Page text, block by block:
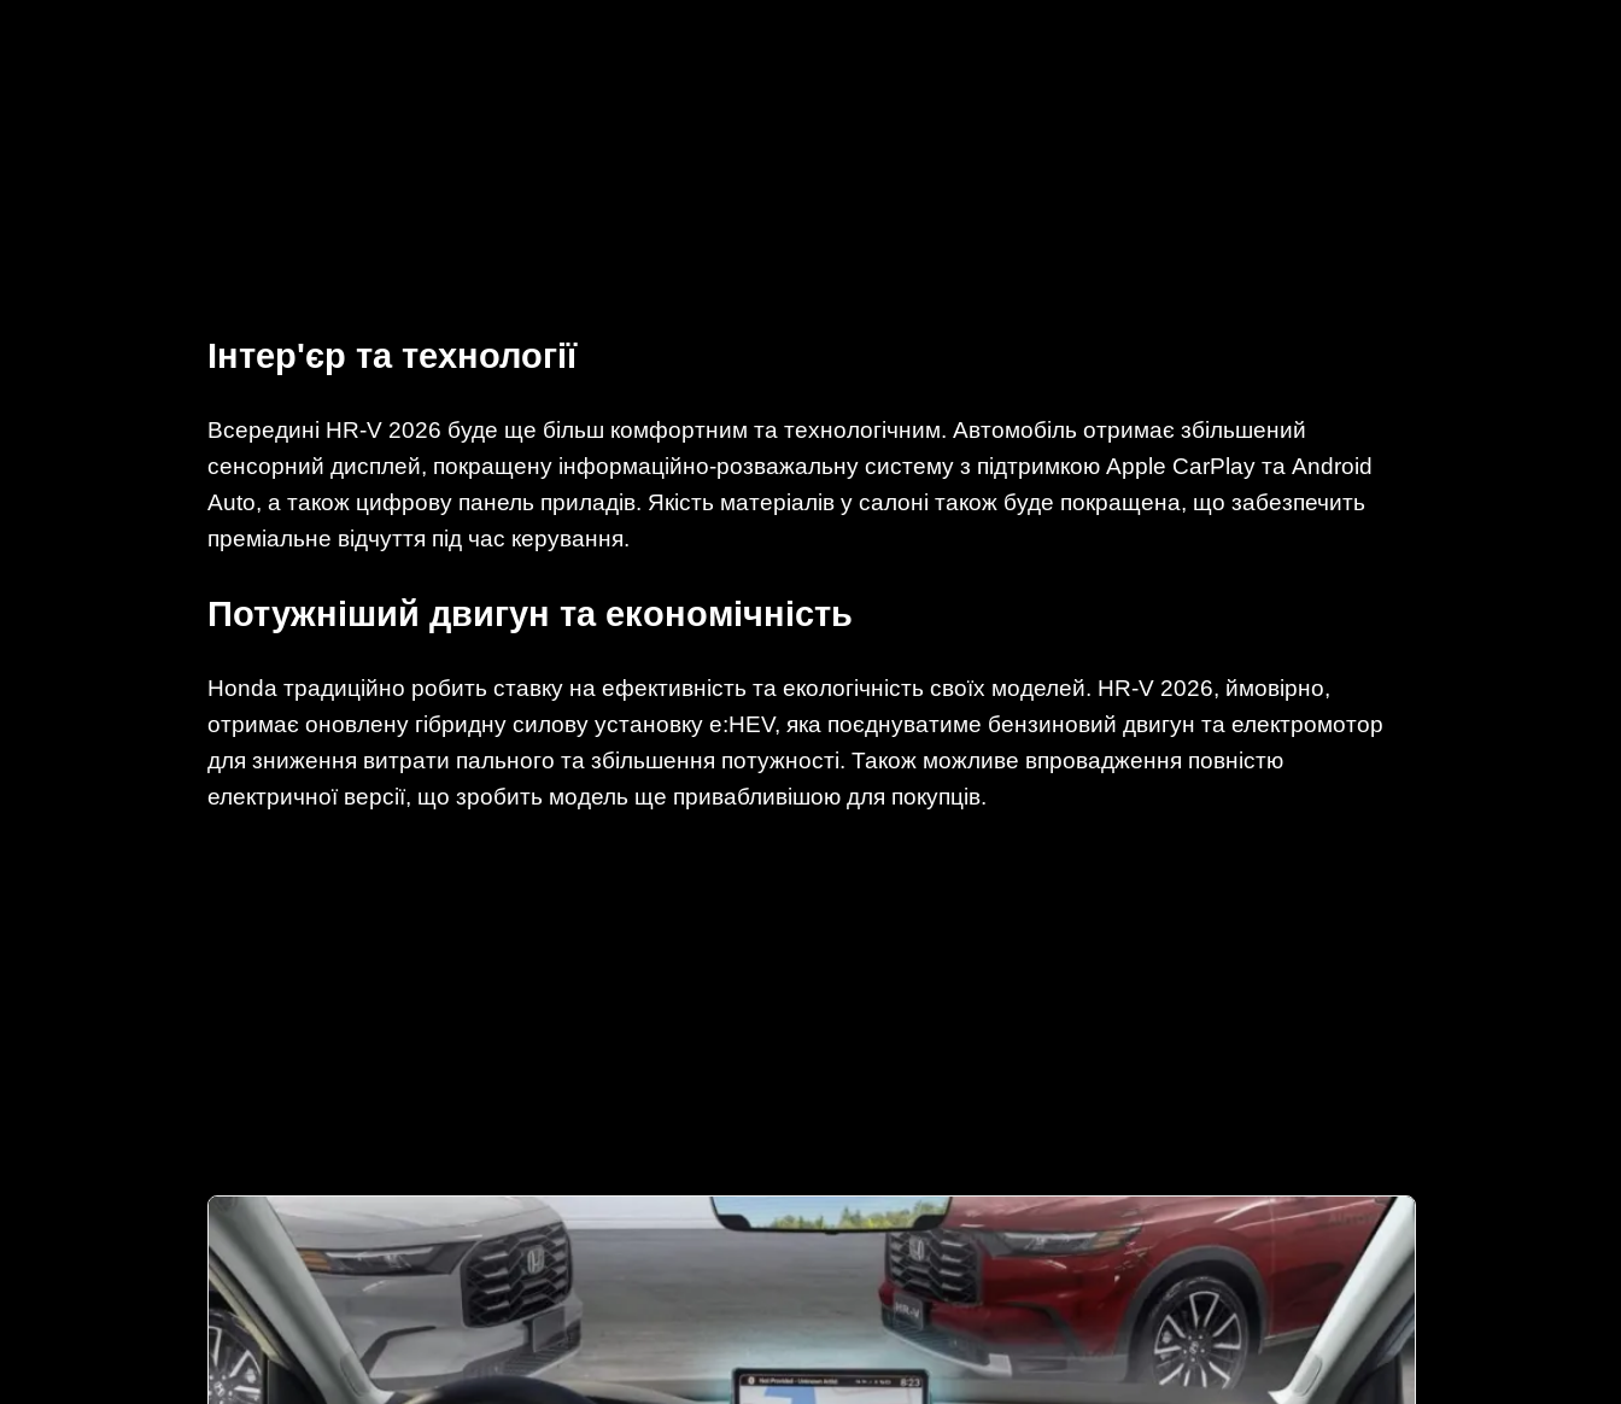
Інтер'єр та технології
Всередині HR-V 2026 буде ще більш комфортним та технологічним. Автомобіль отримає збільшений
сенсорний дисплей, покращену інформаційно-розважальну систему з підтримкою Apple CarPlay та Android
Auto, а також цифрову панель приладів. Якість матеріалів у салоні також буде покращена, що забезпечить
преміальне відчуття під час керування.
Потужніший двигун та економічність
Honda традиційно робить ставку на ефективність та екологічність своїх моделей. HR-V 2026, ймовірно,
отримає оновлену гібридну силову установку e:HEV, яка поєднуватиме бензиновий двигун та електромотор
для зниження витрати пального та збільшення потужності. Також можливе впровадження повністю
електричної версії, що зробить модель ще привабливішою для покупців.